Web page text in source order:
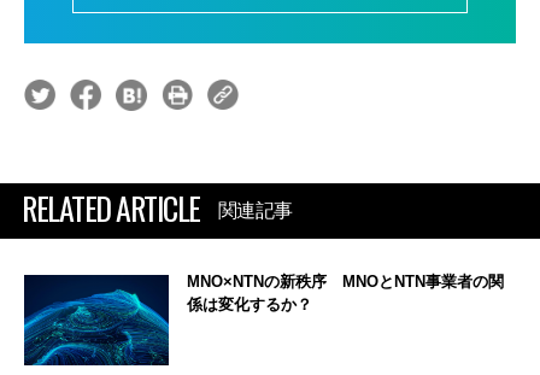
RELATED ARTICLE 関連記事
MNO×NTNの新秩序 MNOとNTN事業者の関
係は変化するか？